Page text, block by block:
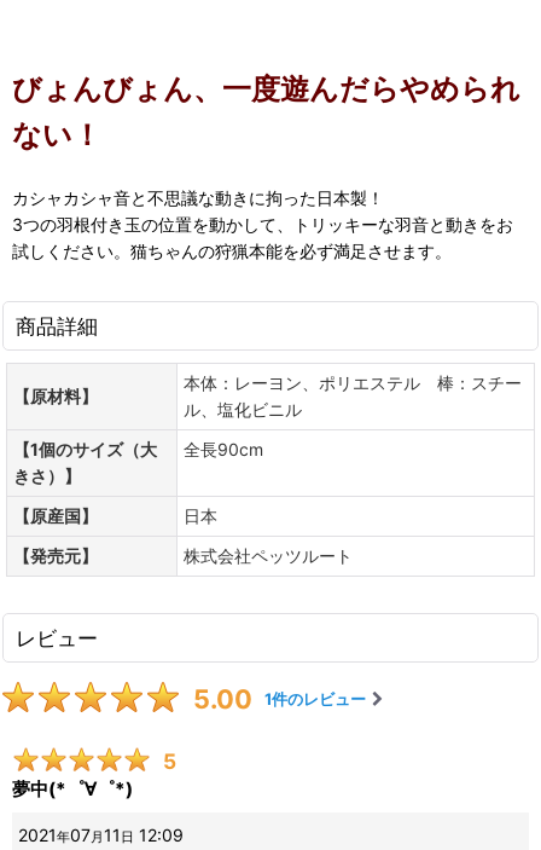
びょんびょん、一度遊んだらやめられ
ない！
カシャカシャ音と不思議な動きに拘った日本製！
3つの羽根付き玉の位置を動かして、トリッキーな羽音と動きをお
試しください。猫ちゃんの狩猟本能を必ず満足させます。
商品詳細
【原材料】
本体：レーヨン、ポリエステル 棒：スチー
ル、塩化ビニル
【1個のサイズ（大
きさ）】
全長90cm
【原産国】
日本
【発売元】
株式会社ペッツルート
レビュー
5.00 1件のレビュー
5
夢中(*゜∀゜*)
2021年07月11 日 12:09